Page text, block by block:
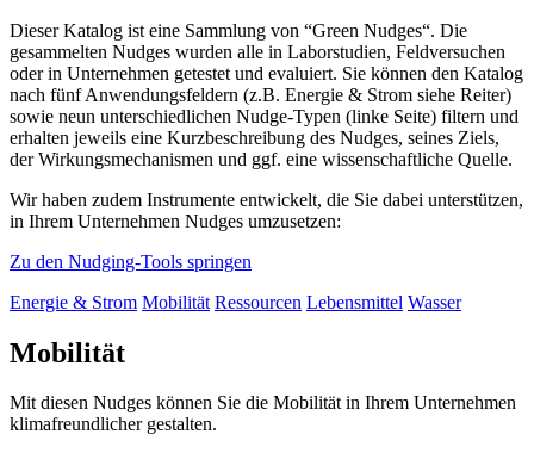
Dieser Katalog ist eine Sammlung von “Green Nudges“. Die
gesammelten Nudges wurden alle in Laborstudien, Feldversuchen
oder in Unternehmen getestet und evaluiert. Sie können den Katalog
nach fünf Anwendungsfeldern (z.B. Energie & Strom siehe Reiter)
sowie neun unterschiedlichen Nudge-Typen (linke Seite) filtern und
erhalten jeweils eine Kurzbeschreibung des Nudges, seines Ziels,
der Wirkungsmechanismen und ggf. eine wissenschaftliche Quelle.
Wir haben zudem Instrumente entwickelt, die Sie dabei unterstützen,
in Ihrem Unternehmen Nudges umzusetzen:
Zu den Nudging-Tools springen
Energie & Strom Mobilität Ressourcen Lebensmittel Wasser
Mobilität
Mit diesen Nudges können Sie die Mobilität in Ihrem Unternehmen
klimafreundlicher gestalten.